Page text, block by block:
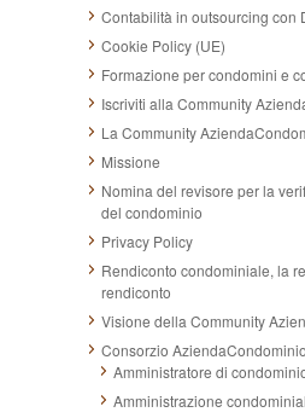
Contabilità in outsourcing con
Cookie Policy (UE)
Formazione per condomini e
Iscriviti alla Community
La Community
Missione
Nomina del revisore per la
del condominio
Privacy Policy
Rendiconto condominiale, la
rendiconto
Visione della Community
Consorzio AziendaCondominio
Amministratore di
Amministrazione